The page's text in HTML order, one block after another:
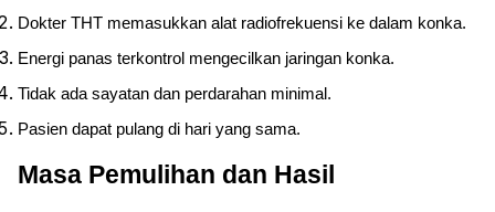
Dokter THT memasukkan alat radiofrekuensi ke dalam konka.
Energi panas terkontrol mengecilkan jaringan konka.
Tidak ada sayatan dan perdarahan minimal.
Pasien dapat pulang di hari yang sama.
Masa Pemulihan dan Hasil